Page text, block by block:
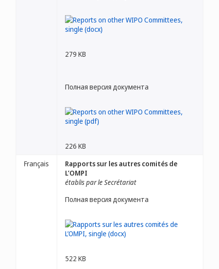
279 KB
Полная версия документа
226 KB
Français
Rapports sur les autres comités de
L’OMPI
établis par le Secrétariat
Полная версия документа
522 KB